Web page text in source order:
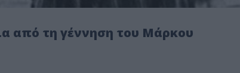
από τη γέννηση του Μάρκου